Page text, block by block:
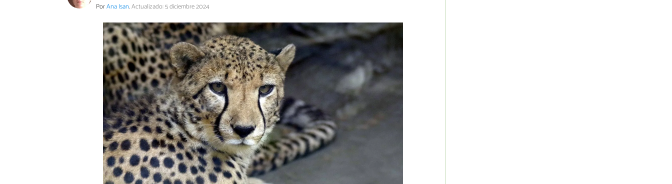
PorAna Isan.Actualizado: 5 diciembre 2024